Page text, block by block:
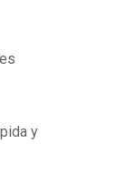
y